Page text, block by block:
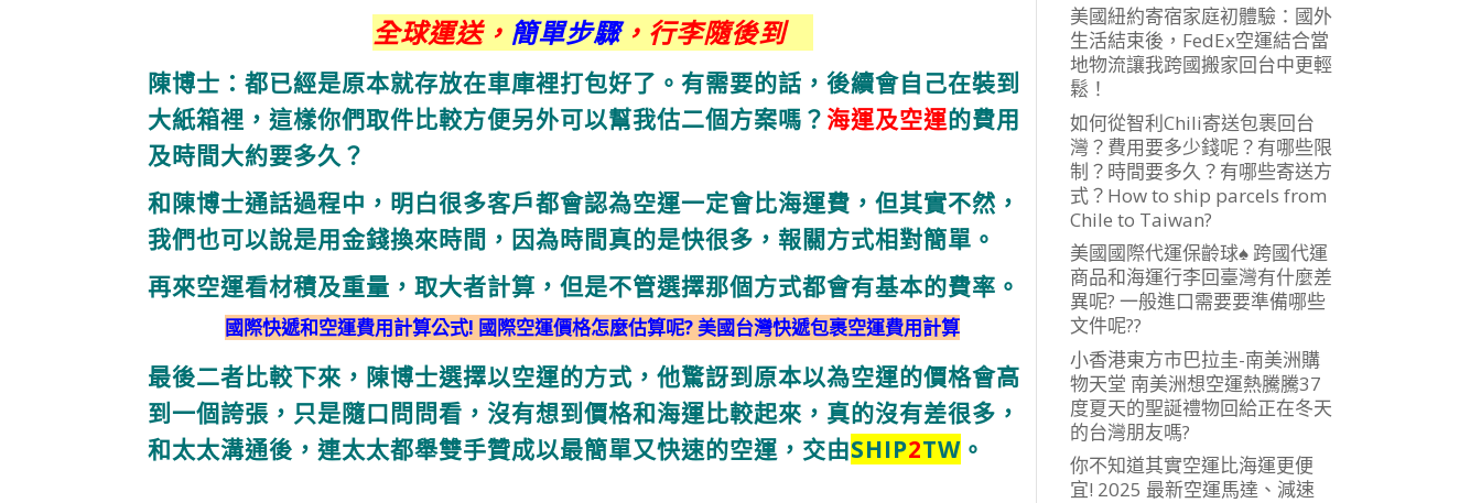
全球運送， 簡單步驟，行李隨後到
陳博士：都已經是原本就存放在車庫裡打包好了。有需要的話，後續會自己在裝到
大紙箱裡，這樣你們取件比較方便另外可以幫我估二個方案嗎？ 海運及空運的費用
及時間大約要多久？
和陳博士通話過程中，明白很多客戶都會認為空運一定會比海運費，但其實不然，
我們也可以說是用金錢換來時間，因為時間真的是快很多， 報關方式相對簡單。
再來空運看材積及重量，取大者計算，但是不管選擇那個方式都會有基本的費率。
國際快遞和空運費用計算公式! 國際空運價格怎麼估算呢? 美國台灣快遞包裹空運費用計算
最後二者比較下來，陳博士選擇以空運的方式，他驚訝到原本以為空運的價格會高
到一個誇張， 只是隨口問問看，沒有想到價格和海運比較起來，真的沒有差很多，
和太太溝通後，連太太都舉雙手贊成以最簡單又快速的空運，交由SHIP2TW 。
美國紐約寄宿家庭初體驗：國外
生活結束後，FedEx空運結合當
地物流讓我跨國搬家回台中更輕
鬆！
如何從智利Chili寄送包裹回台
灣？費用要多少錢呢？有哪些限
制？時間要多久？有哪些寄送方
式？How to ship parcels from
Chile to Taiwan?
美國國際代運保齡球♠ 跨國代運
商品和海運行李回臺灣有什麼差
異呢? 一般進口需要要準備哪些
文件呢??
小香港東方市巴拉圭-南美洲購
物天堂 南美洲想空運熱騰騰37
度夏天的聖誕禮物回給正在冬天
的台灣朋友嗎?
你不知道其實空運比海運更便
宜! 2025 最新空運馬達、減速